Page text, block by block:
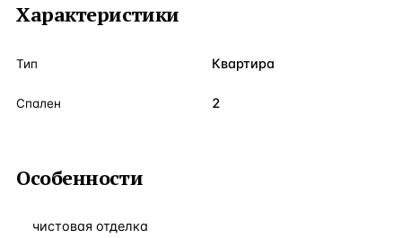
Характеристики
Тип Квартира
Спален 2
Особенности
чистовая отделка